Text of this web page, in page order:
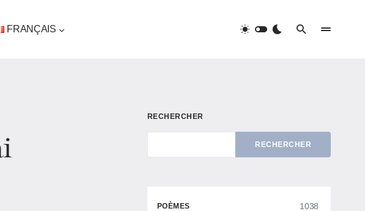
FRANÇAIS
RECHERCHER
RECHERCHER
POÈMES 1038